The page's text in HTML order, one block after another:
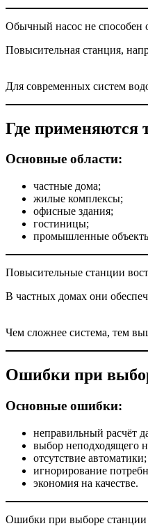
Обычный насос не способен
Повысительная станция,
Для современных систем
Где применяются
Основные области:
частные дома;
жилые комплексы;
офисные здания;
гостиницы;
промышленные
Повысительные станции
В частных домах они
Чем сложнее система, тем
Ошибки при
Основные ошибки:
неправильный расчёт
выбор неподходящего
отсутствие автоматики;
игнорирование
экономия на качестве.
Ошибки при выборе станции